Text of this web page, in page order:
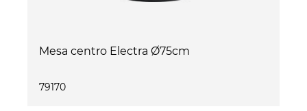
Mesa centro Electra Ø75cm
79170